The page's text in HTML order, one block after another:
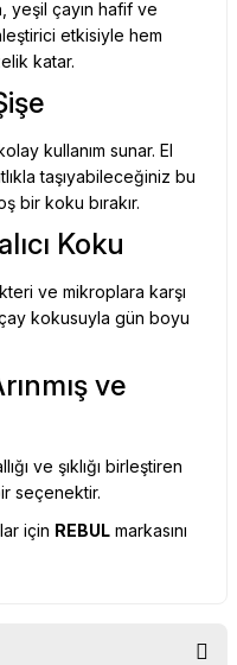
, yeşil çayın hafif ve
etkisiyle hem
katar.
kullanım sunar. El
taşıyabileceğiniz bu
bir koku bırakır.
Koku
ve mikroplara karşı
çay kokusuyla gün boyu
ve
ve şıklığı birleştiren
seçenektir.
için REBUL markasını